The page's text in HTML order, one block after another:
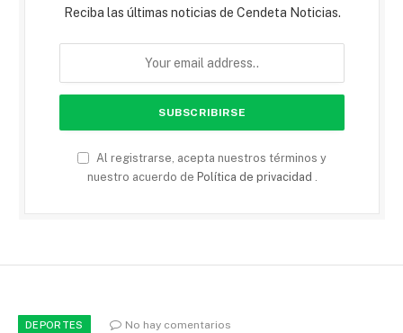
Reciba las últimas noticias de Cendeta Noticias.
Al registrarse, acepta nuestros términos y
nuestro acuerdo de Política de privacidad
DEPORTES No hay comentarios